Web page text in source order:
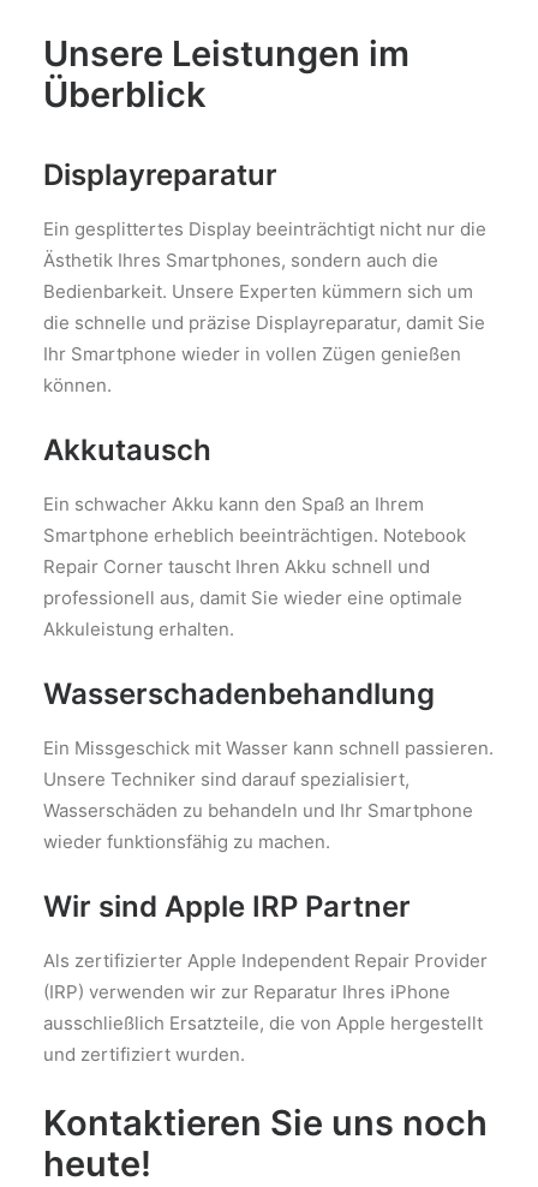
Unsere Leistungen im
Überblick
Displayreparatur
Ein gesplittertes Display beeinträchtigt nicht nur die
Ästhetik Ihres Smartphones, sondern auch die
Bedienbarkeit. Unsere Experten kümmern sich um
die schnelle und präzise Displayreparatur, damit Sie
Ihr Smartphone wieder in vollen Zügen genießen
können.
Akkutausch
Ein schwacher Akku kann den Spaß an Ihrem
Smartphone erheblich beeinträchtigen. Notebook
Repair Corner tauscht Ihren Akku schnell und
professionell aus, damit Sie wieder eine optimale
Akkuleistung erhalten.
Wasserschadenbehandlung
Ein Missgeschick mit Wasser kann schnell passieren.
Unsere Techniker sind darauf spezialisiert,
Wasserschäden zu behandeln und Ihr Smartphone
wieder funktionsfähig zu machen.
Wir sind Apple IRP Partner
Als zertifizierter Apple Independent Repair Provider
(IRP) verwenden wir zur Reparatur Ihres iPhone
ausschließlich Ersatzteile, die von Apple hergestellt
und zertifiziert wurden.
Kontaktieren Sie uns noch
heute!